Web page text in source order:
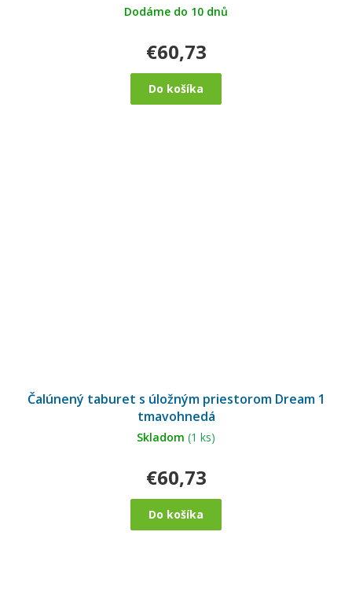
Dodáme do 10 dnů
€60,73
Do košíka
Čalúnený taburet s úložným priestorom Dream 1
tmavohnedá
Skladom (1 ks)
€60,73
Do košíka